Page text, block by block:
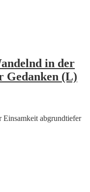
in der
Gedanken (L)
abgrundtiefer